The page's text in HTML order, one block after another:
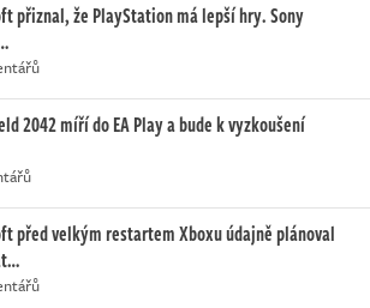
přiznal, že PlayStation má lepší hry. Sony
2042 míří do EA Play a bude k vyzkoušení
před velkým restartem Xboxu údajně plánoval